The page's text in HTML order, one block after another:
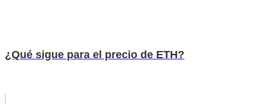
¿Qué sigue para el precio de ETH?